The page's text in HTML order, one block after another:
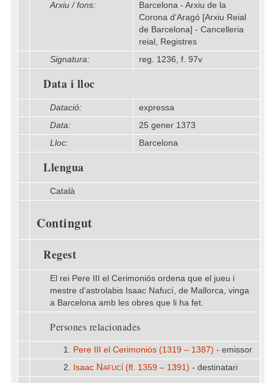
Arxiu / fons:
Barcelona - Arxiu de la
Corona d'Aragó [Arxiu Reial
de Barcelona] - Cancelleria
reial, Registres
Signatura:
reg. 1236, f. 97v
Data i lloc
Datació:
expressa
Data:
25 gener 1373
Lloc:
Barcelona
Llengua
Català
Contingut
Regest
El rei Pere III el Cerimoniós ordena que el jueu i
mestre d'astrolabis Isaac Nafucí, de Mallorca, vinga
a Barcelona amb les obres que li ha fet.
Persones relacionades
1. Pere III el Cerimoniós (1319 – 1387) - emissor
2. Isaac Nafucí (fl. 1359 – 1391) - destinatari